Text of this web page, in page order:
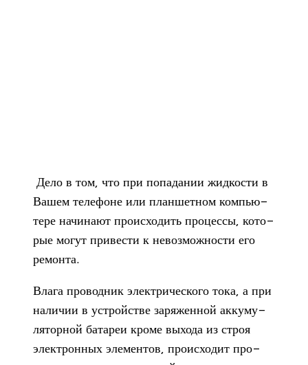
Дело в том, что при попа­да­нии жид­ко­сти в
Вашем теле­фоне или план­шет­ном ком­пью­
тере начи­нают про­ис­хо­дить про­цессы, кото­
рые могут при­ве­сти к невоз­мож­но­сти его
ремонта.
Влага про­вод­ник элек­три­че­ского тока, а при
нали­чии в устрой­стве заря­жен­ной акку­му­
ля­тор­ной бата­реи кроме выхода из строя
элек­трон­ных эле­мен­тов, про­ис­хо­дит про­